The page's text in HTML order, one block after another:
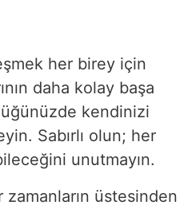
her birey için
daha kolay başa
kendinizi
Sabırlı olun; her
unutmayın.
zamanların üstesinden